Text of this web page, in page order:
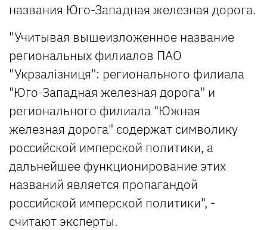
названия Юго-Западная железная дорога.
"Учитывая вышеизложенное название
региональных филиалов ПАО
"Укрзалізниця": регионального филиала
"Юго-Западная железная дорога" и
регионального филиала "Южная
железная дорога" содержат символику
российской имперской политики, а
дальнейшее функционирование этих
названий является пропагандой
российской имперской политики", -
считают эксперты.